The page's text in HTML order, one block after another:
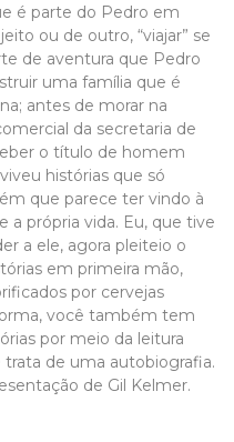
é parte do Pedro em
ou de outro, “viajar” se
de aventura que Pedro
uma família que é
antes de morar na
da secretaria de
o título de homem
histórias que só
que parece ter vindo à
a própria vida. Eu, que tive
a ele, agora pleiteio o
em primeira mão,
por cervejas
você também tem
por meio da leitura
trata de uma autobiografia.
de Gil Kelmer.